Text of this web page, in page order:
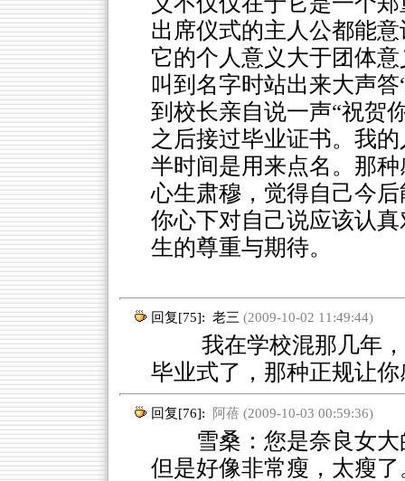
出席仪式的主人公都能
它的个人意义大于团体
叫到名字时站出来大声
到校长亲自说一声“祝贺
之后接过毕业证书。我
半时间是用来点名。那
心生肃穆，觉得自己今
你心下对自己说应该认
生的尊重与期待。
回复[75]: 老三 (2009-10-02 11:49:44)
我在学校混那几年，
毕业式了，那种正规让
回复[76]: 阿蓓 (2009-10-03 00:59:36)
雪桑：您是奈良女大
但是好像非常瘦，太瘦了